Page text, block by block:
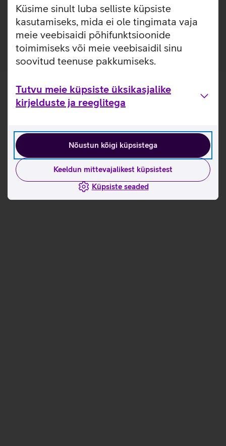
Küsime sinult luba selliste küpsiste
kasutamiseks, mida ei ole tingimata vaja
meie veebisaidi põhifunktsioonide
toimimiseks või meie veebisaidil sinu
soovitud teenuse pakkumiseks.
Tutvu meie küpsiste üksikasjalike
kirjelduste ja reeglitega
Nõustun kõigi küpsistega
Keeldun mittevajalikest küpsistest
Küpsiste seaded
Pakendis on kaasas raam, mis teeb koduse kaitseklaasi
paigalduse mugavamaks.